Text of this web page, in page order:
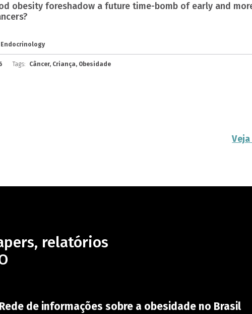
obesity foreshadow a future time-bomb of early and
Tags: Câncer, Criança, Obesidade
relatórios
Rede de informações sobre a obesidade no Brasil